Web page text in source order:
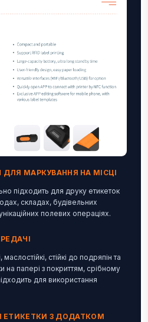
МАРКУВАННЯ НА МІСЦІ
підходить для друку етикеток
складах, будівельних
полевих операціях.
стійкі до подряпін та
на папері з покриттям, срібному
для використання
ЕТИКЕТКИ З ДОДАТКОМ